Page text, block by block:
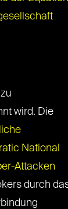
wird. Die
National
Attacken
durch